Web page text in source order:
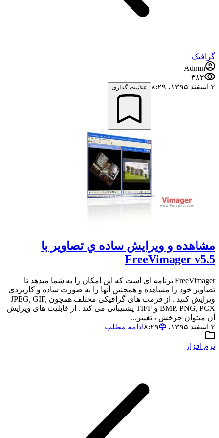
گرافیک
Admin
۳۸۲
۲ اسفند ۱۳۹۵،‏ ۸:۲۹
علامت گذاری
مشاهده و ويرايش ساده ي تصاوير با
FreeVimager v5.5
FreeVimager برنامه ای است که این امکان را به شما میدهد تا
تصاویر خود را مشاهده و همچنین آنها را به صورت ساده و کاربردی
ویرایش کنید . از فزمت های گرافیکی مختلف همچون JPEG, GIF,
BMP, PNG, PCX و TIFF پشتیبانی می کند . از قابلیت های ویرایش
آن میتوان چرخش ، تغییر...
۲ اسفند ۱۳۹۵،‏ ۸:۲۹
ادامه مطلب
نرم افزار